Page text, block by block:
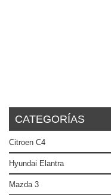
CATEGORÍAS
Citroen C4
Hyundai Elantra
Mazda 3